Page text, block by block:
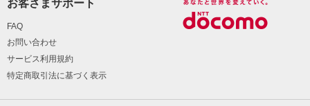
お客さまサポート
FAQ
お問い合わせ
サービス利用規約
特定商取引法に基づく表示